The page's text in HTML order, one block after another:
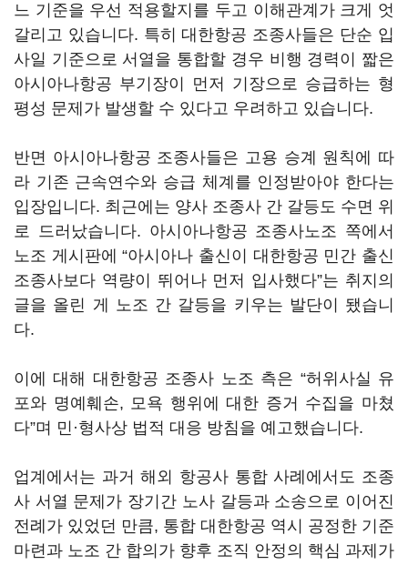
느 기준을 우선 적용할지를 두고 이해관계가 크게 엇
갈리고 있습니다. 특히 대한항공 조종사들은 단순 입
사일 기준으로 서열을 통합할 경우 비행 경력이 짧은
아시아나항공 부기장이 먼저 기장으로 승급하는 형
평성 문제가 발생할 수 있다고 우려하고 있습니다.
반면 아시아나항공 조종사들은 고용 승계 원칙에 따
라 기존 근속연수와 승급 체계를 인정받아야 한다는
입장입니다. 최근에는 양사 조종사 간 갈등도 수면 위
로 드러났습니다. 아시아나항공 조종사노조 쪽에서
노조 게시판에 “아시아나 출신이 대한항공 민간 출신
조종사보다 역량이 뛰어나 먼저 입사했다”는 취지의
글을 올린 게 노조 간 갈등을 키우는 발단이 됐습니
다.
이에 대해 대한항공 조종사 노조 측은 “허위사실 유
포와 명예훼손, 모욕 행위에 대한 증거 수집을 마쳤
다”며 민·형사상 법적 대응 방침을 예고했습니다.
업계에서는 과거 해외 항공사 통합 사례에서도 조종
사 서열 문제가 장기간 노사 갈등과 소송으로 이어진
전례가 있었던 만큼, 통합 대한항공 역시 공정한 기준
마련과 노조 간 합의가 향후 조직 안정의 핵심 과제가